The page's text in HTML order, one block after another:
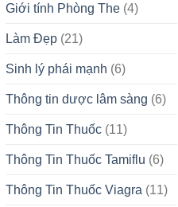
Giới tính Phòng The(4)
Làm Đẹp(21)
Sinh lý phái mạnh (6)
Thông tin dược lâm sàng (6)
Thông Tin Thuốc(11)
Thông Tin Thuốc Tamiflu (6)
Thông Tin Thuốc Viagra (11)